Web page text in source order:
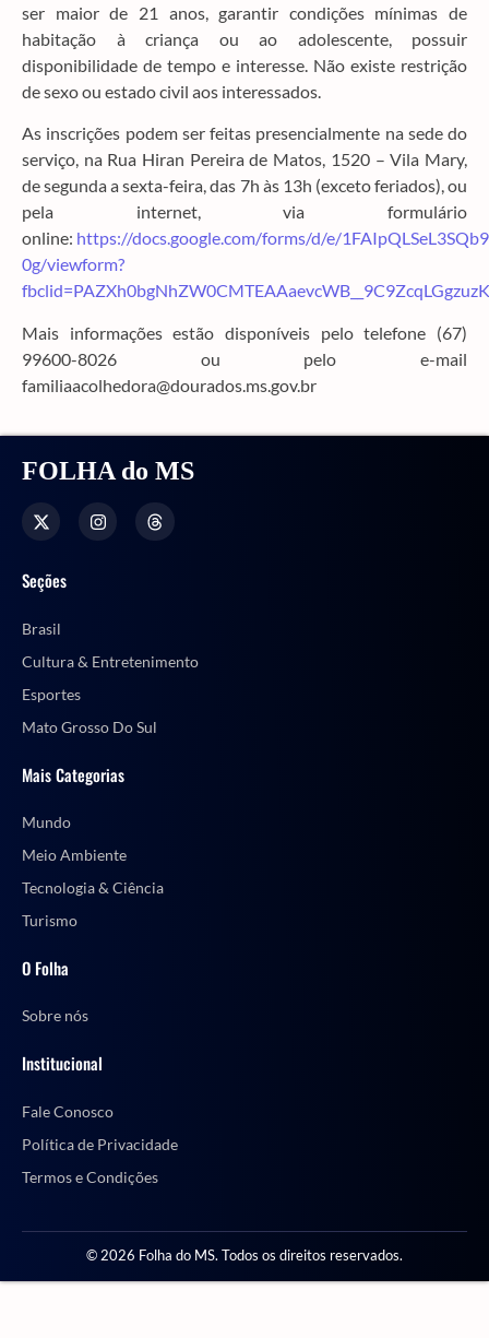
ser maior de 21 anos, garantir condições mínimas de
habitação à criança ou ao adolescente, possuir
disponibilidade de tempo e interesse. Não existe restrição
de sexo ou estado civil aos interessados.
As inscrições podem ser feitas presencialmente na sede do
serviço, na Rua Hiran Pereira de Matos, 1520 – Vila Mary,
de segunda a sexta-feira, das 7h às 13h (exceto feriados), ou
pela internet, via formulário
online: https://docs.google.com/forms/d/e/
0g/viewform?
Mais informações estão disponíveis pelo telefone (67)
99600-8026 ou pelo e-mail
familiaacolhedora@dourados.ms.gov.br
FOLHA do MS
Seções
Brasil
Cultura & Entretenimento
Esportes
Mato Grosso Do Sul
Mais Categorias
Mundo
Meio Ambiente
Tecnologia & Ciência
Turismo
O Folha
Sobre nós
Institucional
Fale Conosco
Política de Privacidade
Termos e Condições
© 2026 Folha do MS. Todos os direitos reservados.